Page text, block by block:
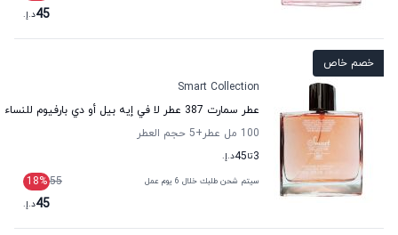
45د.إ.
خصم خاص
Smart Collection
عطر سمارت 387 عطر لا في إيه بيل أو دي بارفيوم للنساء سمارت كولكشن
100 مل عطر
+5
حجم العطر
3تا45د.إ.
سيتم شحن طلبك خلال 6 يوم عمل 55
18%
45د.إ.